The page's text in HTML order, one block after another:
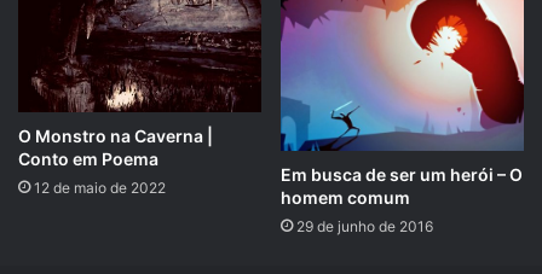
O Monstro na Caverna |
Conto em Poema
12 de maio de 2022
Em busca de ser um herói – O
homem comum
29 de junho de 2016